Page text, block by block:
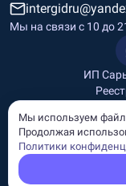
Мы на связи c 10 до
ИП
Информация,
характер и не
Мы используем
Продолжая
Политики